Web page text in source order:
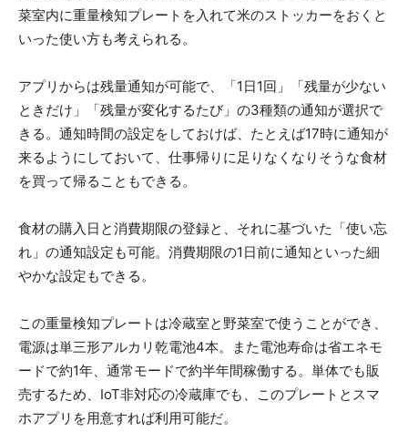
菜室内に重量検知プレートを入れて米のストッカーをおくと
いった使い方も考えられる。
アプリからは残量通知が可能で、「1日1回」「残量が少ない
ときだけ」「残量が変化するたび」の3種類の通知が選択で
きる。通知時間の設定をしておけば、たとえば17時に通知が
来るようにしておいて、仕事帰りに足りなくなりそうな食材
を買って帰ることもできる。
食材の購入日と消費期限の登録と、それに基づいた「使い忘
れ」の通知設定も可能。消費期限の1日前に通知といった細
やかな設定もできる。
この重量検知プレートは冷蔵室と野菜室で使うことができ、
電源は単三形アルカリ乾電池4本。また電池寿命は省エネモ
ードで約1年、通常モードで約半年間稼働する。単体でも販
売するため、IoT非対応の冷蔵庫でも、このプレートとスマ
ホアプリを用意すれば利用可能だ。